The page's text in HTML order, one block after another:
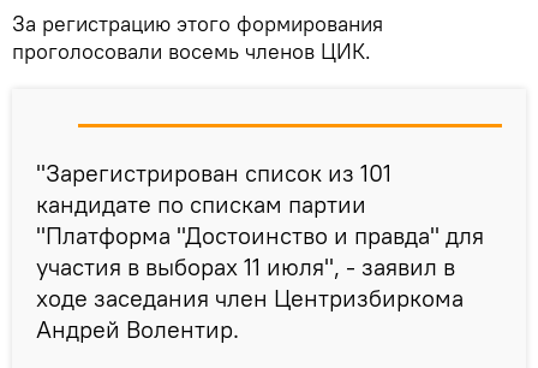
За регистрацию этого формирования
проголосовали восемь членов ЦИК.
"Зарегистрирован список из 101
кандидате по спискам партии
"Платформа "Достоинство и правда" для
участия в выборах 11 июля", - заявил в
ходе заседания член Центризбиркома
Андрей Волентир.